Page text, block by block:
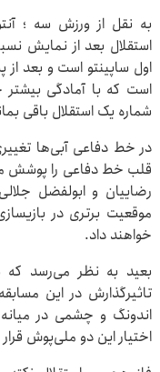
به نقل از ورزش سه ؛
استقلال بعد از نمایش
اول ساپینتو است و بعد
است که با آمادگی بیشتر
شماره یک استقلال باقی
در خط دفاعی آبی‌ها
قلب خط دفاعی را پوشش
رضاییان و ابولفضل
موقعیت برتری در
خواهند داد.
بعید به نظر می‌رسد که
تاثیرگذارش در این
اندونگ و چشمی در
اختیار این دو ملی‌پوش